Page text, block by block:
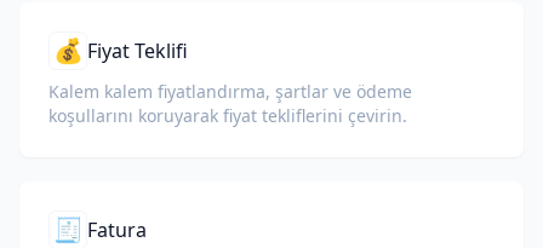
💰 Fiyat Teklifi
Kalem kalem fiyatlandırma, şartlar ve ödeme
koşullarını koruyarak fiyat tekliflerini çevirin.
🧾 Fatura